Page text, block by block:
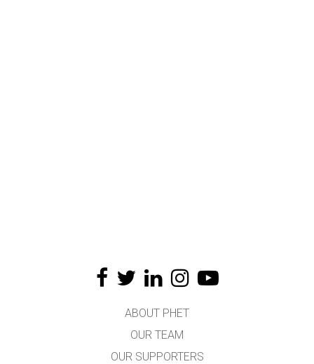
ABOUT PHET
OUR TEAM
OUR SUPPORTERS